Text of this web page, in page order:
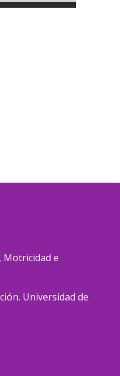
Motricidad e
Universidad de